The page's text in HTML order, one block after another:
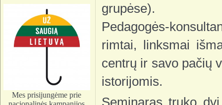
Mes prisijungėme prie
grupėse).
Pedagogės-
rimtai, linksmai
centrų ir savo pačių
istorijomis.
Seminaras truko